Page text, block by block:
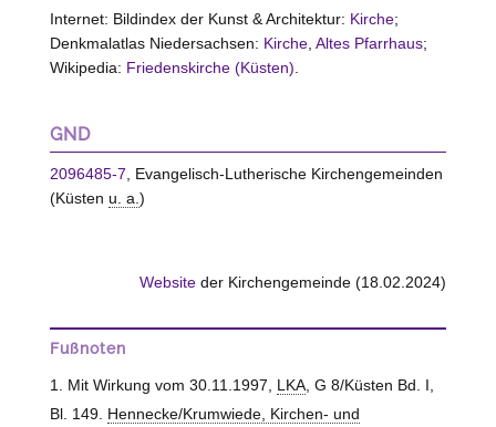
Internet: Bildindex der Kunst & Architektur: Kirche;
Denkmalatlas Niedersachsen: Kirche, Altes Pfarrhaus;
Wikipedia: Friedenskirche (Küsten)
GND
2096485-7 , Evangelisch-Lutherische Kirchengemeinden
(Küsten u. a. )
Website der Kirchengemeinde (18.02.2024)
Fußnoten
Mit Wirkung vom 30.11.1997, LKA, G 8/Küsten Bd. I,
Bl. 149. Hennecke/Krumwiede, Kirchen- und